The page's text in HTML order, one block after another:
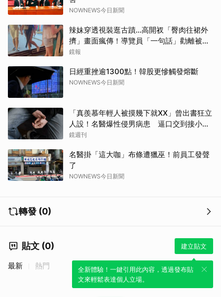
NOWNEWS今日新聞
辣妹穿透視裝逛古蹟…高開衩「臀肉往裙外
擠」畫面瘋傳！導覽員「一句話」勸離被狂
讚
鏡報
日經重挫逾1300點！韓股更慘觸發熔斷
NOWNEWS今日新聞
「真羨慕年輕人被摸幾下就XX」曾出書狂立
人設！名醫爆性侵男病患 逼口交到接小孩
鬧鐘響才停
鏡週刊
名醫掛「這大咖」布條遭獵巫！前員工發聲
了
NOWNEWS今日新聞
轉發 (0)
貼文 (0) 建立貼文
全新體驗！一鍵引用此內容，透過發布貼
文來輕鬆表達個人立場。
最新 熱門